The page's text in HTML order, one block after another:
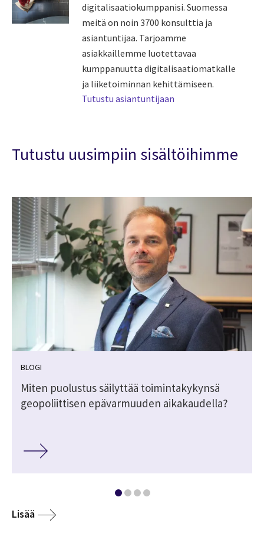
digitalisaatiokumppanisi. Suomessa
meitä on noin 3700 konsulttia ja
asiantuntijaa. Tarjoamme
asiakkaillemme luotettavaa
kumppanuutta digitalisaatiomatkalle
ja liiketoiminnan kehittämiseen.
Tutustu asiantuntijaan
Tutustu uusimpiin sisältöihimme
BLOGI
Miten puolustus säilyttää toimintakykynsä
geopoliittisen epävarmuuden aikakaudella?
Lisää